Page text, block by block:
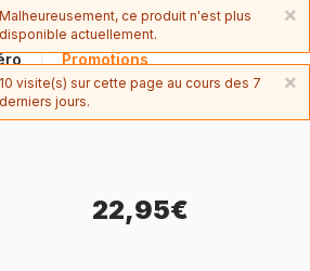
Promotions
22,95€
×
Malheureusement, ce produit n'est plus
disponible actuellement.
×
10 visite(s) sur cette page au cours des 7
derniers jours.